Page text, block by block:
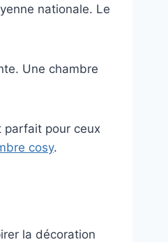
nationale. Le
Une chambre
parfait pour ceux
cosy.
la décoration